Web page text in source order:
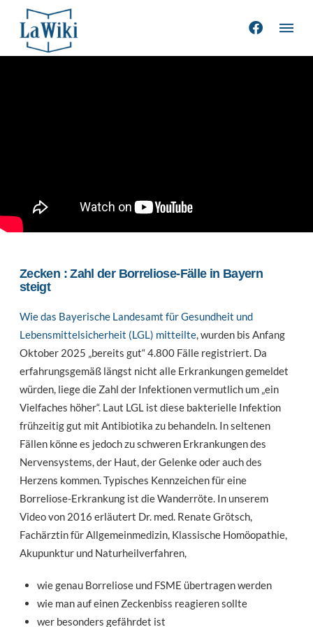
Zecken : Zahl der Borreliose-Fälle in Bayern
steigt
Wie das Bayerische Landesamt für Gesundheit und
Lebensmittelsicherheit (LGL) mitteilte, wurden bis Anfang
Oktober 2025 „bereits gut“ 4.800 Fälle registriert. Da
erfahrungsgemäß längst nicht alle Erkrankungen gemeldet
würden, liege die Zahl der Infektionen vermutlich um „ein
Vielfaches höher“. Laut LGL ist diese bakterielle Infektion
frühzeitig gut mit Antibiotika zu behandeln. In seltenen
Fällen könne es jedoch zu schweren Erkrankungen des
Nervensystems, der Haut, der Gelenke oder auch des
Herzens kommen. Typisches Kennzeichen für eine
Borreliose-Erkrankung ist die Wanderröte. In unserem
Video von 2016 erläutert Dr. med. Renate Grötsch,
Fachärztin für Allgemeinmedizin, Klassische Homöopathie,
Akupunktur und Naturheilverfahren,
wie genau Borreliose und FSME übertragen werden
wie man auf einen Zeckenbiss reagieren sollte
wer besonders gefährdet ist